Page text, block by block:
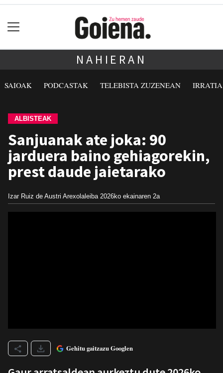
NAHIERAN
SAIOAK PODCASTAK TELEBISTA ZUZENEAN
ALBISTEAK
Sanjuanak ate joka: 90
jarduera baino gehiagorekin,
prest daude jaietarako
Izar Ruiz de Austri Arexolaleiba 2026ko ekainaren 2a
Gehitu gaitzazu Googlen